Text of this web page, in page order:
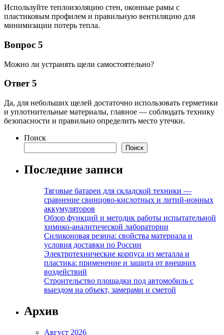
Используйте теплоизоляцию стен, оконные рамы с
пластиковым профилем и правильную вентиляцию для
минимизации потерь тепла.
Вопрос 5
Можно ли устранять щели самостоятельно?
Ответ 5
Да, для небольших щелей достаточно использовать герметики
и уплотнительные материалы, главное — соблюдать технику
безопасности и правильно определить место утечки.
Поиск
Поиск
Последние записи
Тяговые батареи для складской техники —
сравнение свинцово-кислотных и литий-ионных
аккумуляторов
Обзор функций и методик работы испытательной
химико-аналитической лаборатории
Силиконовая резина: свойства материала и
условия доставки по России
Электротехнические корпуса из металла и
пластика: применение и защита от внешних
воздействий
Строительство площадки под автомобиль с
выездом на объект, замерами и сметой
Архив
Август 2026